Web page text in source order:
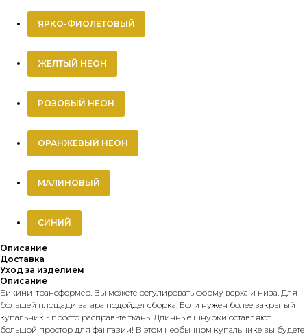
ЯРКО-ФИОЛЕТОВЫЙ
ЖЕЛТЫЙ НЕОН
РОЗОВЫЙ НЕОН
ОРАНЖЕВЫЙ НЕОН
МАЛИНОВЫЙ
СИНИЙ
Описание
Доставка
Уход за изделием
Описание
Бикини-трансформер. Вы можете регулировать форму верха и низа. Для
большей площади загара подойдет сборка. Если нужен более закрытый
купальник - просто расправьте ткань. Длинные шнурки оставляют
большой простор для фантазии! В этом необычном купальнике вы будете